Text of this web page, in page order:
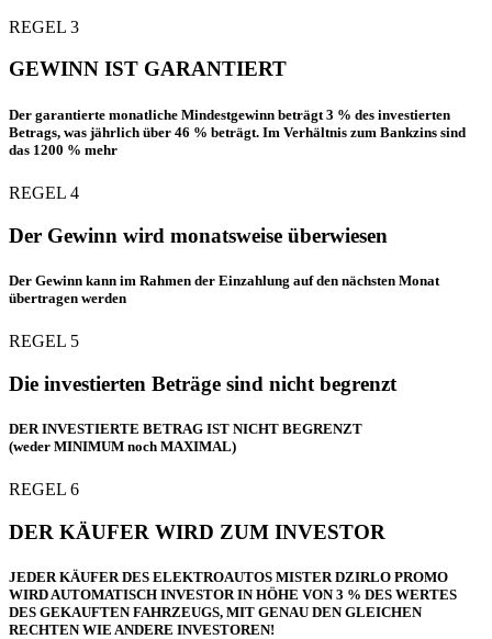
REGEL 3
GEWINN IST GARANTIERT
Der garantierte monatliche Mindestgewinn beträgt 3 % des investierten
Betrags, was jährlich über 46 % beträgt. Im Verhältnis zum Bankzins sind
das 1200 % mehr
REGEL 4
Der Gewinn wird monatsweise überwiesen
Der Gewinn kann im Rahmen der Einzahlung auf den nächsten Monat
übertragen werden
REGEL 5
Die investierten Beträge sind nicht begrenzt
DER INVESTIERTE BETRAG IST NICHT BEGRENZT
(weder MINIMUM noch MAXIMAL)
REGEL 6
DER KÄUFER WIRD ZUM INVESTOR
JEDER KÄUFER DES ELEKTROAUTOS MISTER DZIRLO PROMO
WIRD AUTOMATISCH INVESTOR IN HÖHE VON 3 % DES WERTES
DES GEKAUFTEN FAHRZEUGS, MIT GENAU DEN GLEICHEN
RECHTEN WIE ANDERE INVESTOREN!